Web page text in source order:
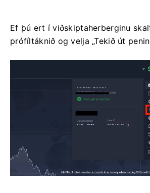
Ef þú ert í viðskiptaherberginu
prófíltáknið og velja „Tekið út